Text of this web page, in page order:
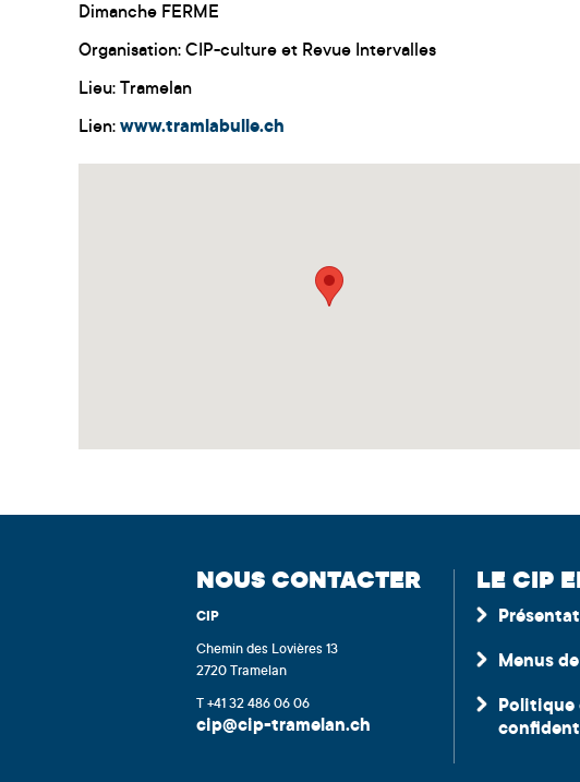
Dimanche FERME
Organisation: CIP-culture et Revue Intervalles
Lieu: Tramelan
Lien: www.tramlabulle.ch
NOUS CONTACTER
CIP
Chemin des Lovières 13
2720 Tramelan
T +41 32 486 06 06
cip@cip-tramelan.ch
LE CIP
Menus
Politique